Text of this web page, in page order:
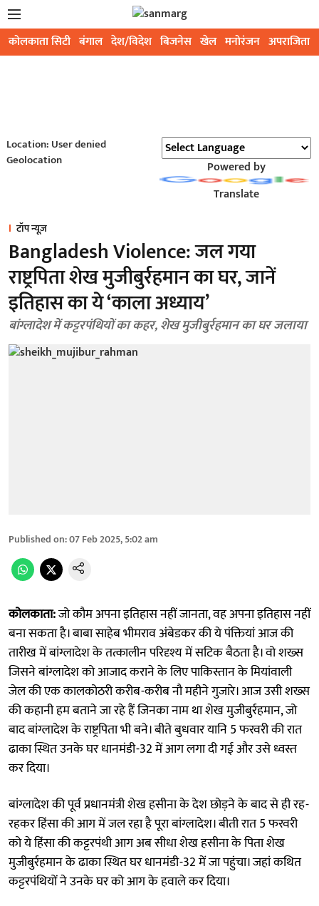
कोलकाता सिटी बंगाल देश/विदेश बिजनेस खेल मनोरंजन अपराजिता
Location: User denied
Geolocation
Powered by
Translate
टॉप न्यूज़
Bangladesh Violence: जल गया
राष्ट्रपिता शेख मुजीबुर्रहमान का घर, जानें
इतिहास का ये ‘काला अध्याय’
बांग्लादेश में कट्टरपंथियों का कहर, शेख मुजीबुर्रहमान का घर जलाया
Published on:07 Feb 2025, 5:02 am
कोलकाता:जो कौम अपना इतिहास नहीं जानता, वह अपना इतिहास नहीं
बना सकता है। बाबा साहेब भीमराव अंबेडकर की ये पंक्तियां आज की
तारीख में बांग्लादेश के तत्कालीन परिदृश्य में सटिक बैठता है। वो शख्स
जिसने बांग्लादेश को आजाद कराने के लिए पाकिस्तान के मियांवाली
जेल की एक कालकोठरी करीब-करीब नौ महीने गुजारे। आज उसी शख्स
की कहानी हम बताने जा रहे हैं जिनका नाम था शेख मुजीबुर्रहमान, जो
बाद बांग्लादेश के राष्ट्रपिता भी बने। बीते बुधवार यानि 5 फरवरी की रात
ढाका स्थित उनके घर धानमंडी-32 में आग लगा दी गई और उसे ध्वस्त
कर दिया।
बांग्लादेश की पूर्व प्रधानमंत्री शेख हसीना के देश छोड़ने के बाद से ही रह-
रहकर हिंसा की आग में जल रहा है पूरा बांग्लादेश। बीती रात 5 फरवरी
को ये हिंसा की कट्टरपंथी आग अब सीधा शेख हसीना के पिता शेख
मुजीबुर्रहमान के ढाका स्थित घर धानमंडी-32 में जा पहुंचा। जहां कथित
कट्टरपंथियों ने उनके घर को आग के हवाले कर दिया।